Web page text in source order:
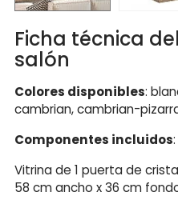
Ficha técnica
salón
Colores disponibles:
cambrian, cambrian-
Componentes incluidos:
Vitrina de 1 puerta de
58 cm ancho x 36 cm